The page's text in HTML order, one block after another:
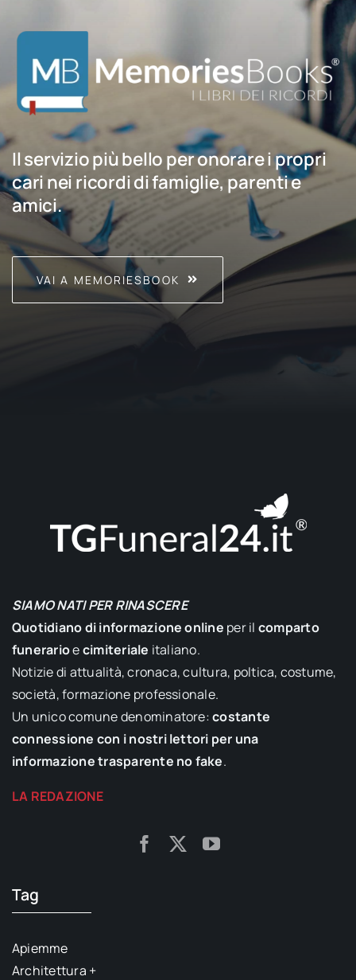
Il servizio più bello per onorare i propri
cari nei ricordi di famiglie, parenti e
amici.
VAI A MEMORIESBOOK
SIAMO NATI PER RINASCERE
Quotidiano di informazione online per il comparto
funerarioecimiteriale italiano.
Notizie di attualità, cronaca, cultura, poltica, costume,
società, formazione professionale.
Un unico comune denominatore:costante
connessione con i nostri lettori per una
informazione trasparente no fake.
LA REDAZIONE
Tag
Apiemme
Architettura +